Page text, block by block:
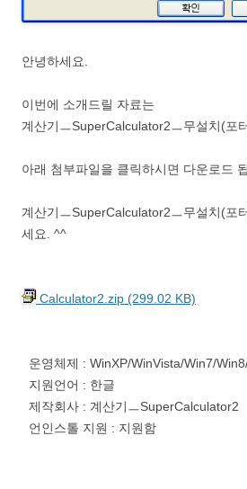
안녕하세요.
이번에 소개드릴 자료는
계산기ㅡSuperCalculator2ㅡ무설치(포
아래 첨부파일을 클릭하시면 다운로드
계산기ㅡSuperCalculator2ㅡ무설치(포
세요. ^^
Calculator2.zip (299.02 KB)
운영체제 : WinXP/WinVista/Win7/
지원언어 : 한글
제작회사 : 계산기ㅡSuperCalculator2
언인스톨 지원 : 지원함